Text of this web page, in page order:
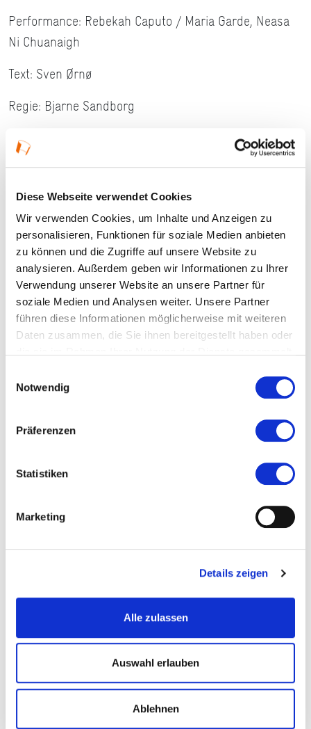
Diese Webseite verwendet Cookies
Wir verwenden Cookies, um Inhalte und Anzeigen zu
personalisieren, Funktionen für soziale Medien anbieten
zu können und die Zugriffe auf unsere Website zu
analysieren. Außerdem geben wir Informationen zu Ihrer
Verwendung unserer Website an unsere Partner für
soziale Medien und Analysen weiter. Unsere Partner
führen diese Informationen möglicherweise mit weiteren
Daten zusammen, die Sie ihnen bereitgestellt haben oder
Notwendig
Präferenzen
Statistiken
Marketing
Details zeigen
Alle zulassen
Auswahl erlauben
Ablehnen
Performance: Rebekah Caputo / Maria Garde, Neasa
Ni Chuanaigh
Text: Sven Ørnø
Regie: Bjarne Sandborg
Szenographie / Puppen: Amanda Axelsen Sigaard
Musik / Sound Design: Andreas Sandborg, Jacob
Venndt
Licht Design: Morten Ladefoged
Workshop / Tech: Morten Meilvang Laursen, William
Højberg Nielsen
Details
25.02.2026, 10:00 Uhr — 10:40 Uhr in Dreieich
Angebot nur für Kinder
Altersgruppe:
Veranstaltet von